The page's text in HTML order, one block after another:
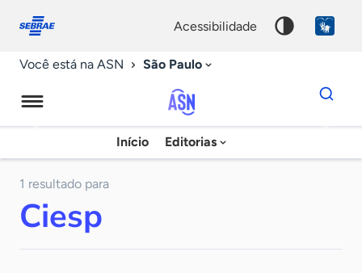
conosco
acessibilidade
Você está na ASN São Paulo
Agência
Sebrae
Início Editorias
Dados
para
chave
1 resultado para
Ciesp